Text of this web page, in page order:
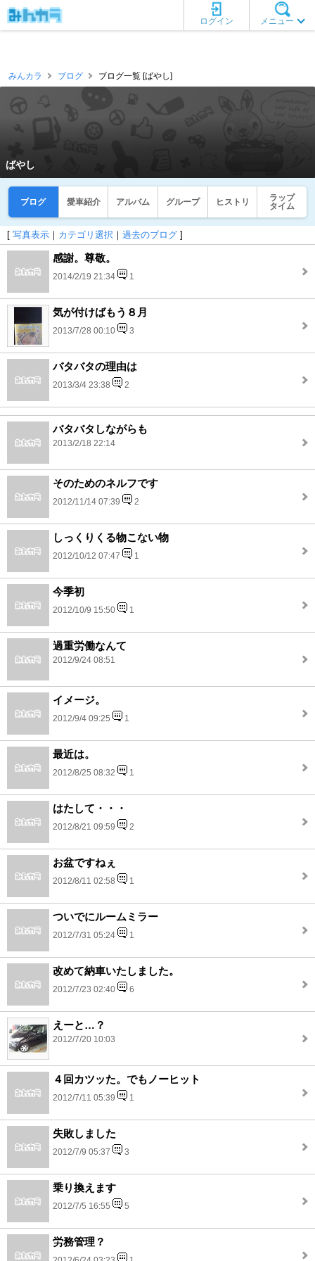
メニュー
ログイン
みんカラ ブログ ブログ一覧 [ばやし]
ばやし
ブログ 愛車紹介 アルバム グループ ヒストリ
ラップ
タイム
[ 写真表示 ｜ カテゴリ選択 ｜ 過去のブログ ]
感謝。尊敬。
2014/2/19 21:34 1
気が付けばもう８月
2013/7/28 00:10 3
バタバタの理由は
2013/3/4 23:38 2
バタバタしながらも
2013/2/18 22:14
そのためのネルフです
2012/11/14 07:39 2
しっくりくる物こない物
2012/10/12 07:47 1
今季初
2012/10/9 15:50 1
過重労働なんて
2012/9/24 08:51
イメージ。
2012/9/4 09:25 1
最近は。
2012/8/25 08:32 1
はたして・・・
2012/8/21 09:59 2
お盆ですねぇ
2012/8/11 02:58 1
ついでにルームミラー
2012/7/31 05:24 1
改めて納車いたしました。
2012/7/23 02:40 6
えーと…？
2012/7/20 10:03
４回カツッた。でもノーヒット
2012/7/11 05:39 1
失敗しました
2012/7/9 05:37 3
乗り換えます
2012/7/5 16:55 5
労務管理？